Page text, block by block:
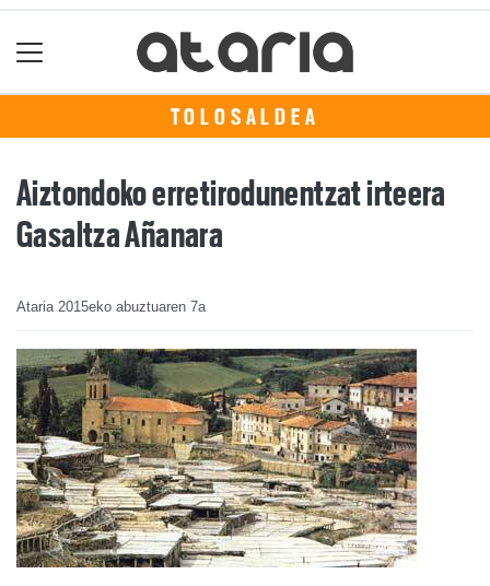
TOLOSALDEA
Aiztondoko erretirodunentzat irteera
Gasaltza Añanara
Ataria 2015eko abuztuaren 7a